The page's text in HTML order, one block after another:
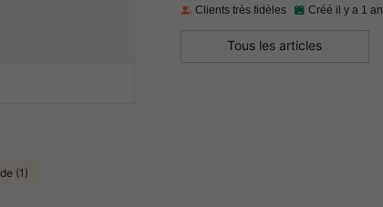
(1)
4.90 164
Clients très fidèles Créé il y a 1 an
Tous les articles